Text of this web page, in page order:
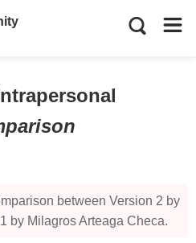
between Version 2 by
by Milagros Arteaga Checa.